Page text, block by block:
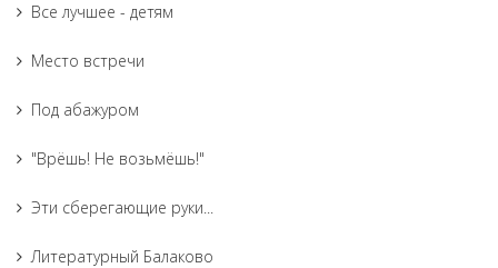
Все лучшее - детям
Место встречи
Под абажуром
"Врёшь! Не возьмёшь!"
Эти сберегающие руки...
Литературный Балаково